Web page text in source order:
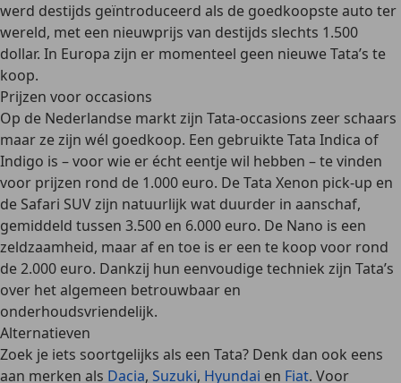
werd destijds geïntroduceerd als de goedkoopste auto ter
wereld, met een nieuwprijs van destijds slechts 1.500
dollar. In Europa zijn er momenteel geen nieuwe Tata’s te
koop.
Prijzen voor occasions
Op de Nederlandse markt zijn Tata-occasions zeer schaars
maar ze zijn wél goedkoop. Een gebruikteTata Indica of
Indigo is – voor wie er écht eentje wil hebben – te vinden
voor prijzen rond de 1.000 euro. DeTata Xenon pick-up en
de Safari SUVzijn natuurlijk wat duurder in aanschaf,
gemiddeld tussen 3.500 en 6.000 euro. De Nano is een
zeldzaamheid, maar af en toe is er een te koop voor rond
de 2.000 euro. Dankzij hun eenvoudige techniek zijn Tata’s
over het algemeen betrouwbaar en
onderhoudsvriendelijk.
Alternatieven
Zoek je iets soortgelijks als een Tata? Denk dan ook eens
aan merken als Dacia, Suzuki, Hyundai en Fiat. Voor